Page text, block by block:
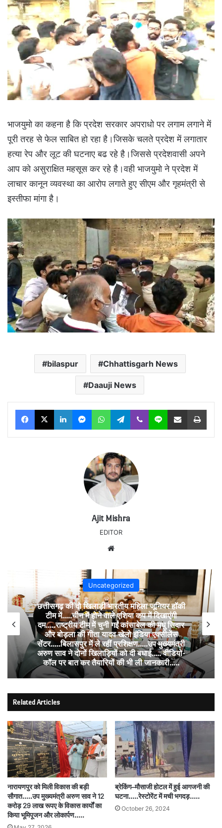
भाजयुमो का कहना है कि प्रदेश सरकार अपराधो पर लगाम लगाने में
पूरी तरह से फेल साबित हो रहा है।जिसके चलते प्रदेश में लगातार
हत्या रेप और लूट की घटनाए बढ रहे है।जिससे प्रदेशवासी अपने
आप को असुराक्षित महसूस कर रहे है।वही भाजयुमो ने प्रदेश में
लाचार कानून व्यवस्था का आरोप लगाते हुए सीएम और गृहमंत्री से
इस्तीफा मांगा है।
bilaspur Chhattisgarh News
Daauji News
Facebook
X LinkedInMessengerWhatsAppTelegram
Viber Line Share via Email Print
Ajit Mishra
EDITOR
Uncategorized
छत्तीसगढ़ की दो खिलाड़ी भारतीय महिला जूनियर हॉकी
टीम में…..चीन में होने वाले एशिया कप में दिखाएंगी
दम…..राष्ट्रीय टीम में चुनी गईं कांसाबेल की मधु सिदार
और बोड़ला की गीता यादव खेलो इंडिया एक्सीलेंस
सेंटर…..बिलासपुर में ले रहीं प्रशिक्षण…..उप मुख्यमंत्री
अरुण साव ने दोनों खिलाड़ियों को दी बधाई….. वीडियो-
कॉल पर बात कर तैयारियों की भी ली जानकारी…..
Related Articles
नारायणपुर को मिली विकास की बड़ी
सौगात…..उप मुख्यमंत्री अरुण साव ने 12
करोड़ 29 लाख रूपए के विकास कार्यों का
किया भूमिपूजन और लोकार्पण…..
ब्रेकिंग–मौसाजी होटल में हुई आगजनी की
घटना…..रेस्टोरेंट में मची भगदड़…..
October 26, 2024